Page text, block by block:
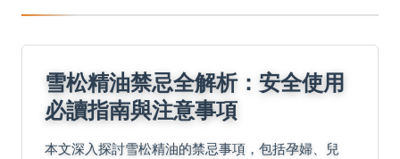
雪松精油禁忌全解析：安全使用
必讀指南與注意事項
本文深入探討雪松精油的禁忌事項，包括孕婦、兒